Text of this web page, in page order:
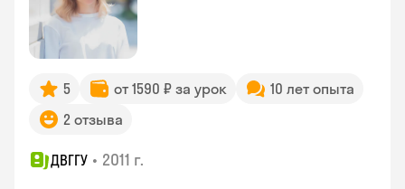
5 от 1590 ₽ за урок
10 лет опыта
2 отзыва
ДВГГУ • 2011 г.